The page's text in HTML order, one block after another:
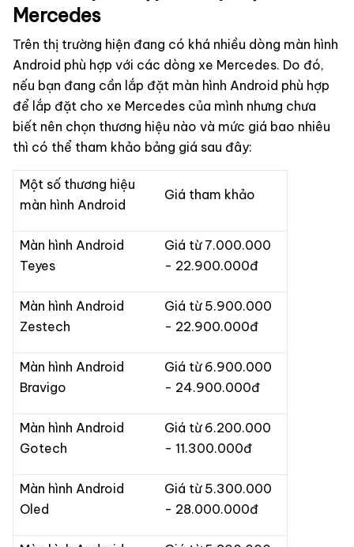
Mercedes
Trên thị trường hiện đang có khá nhiều dòng màn hình
Android phù hợp với các dòng xe Mercedes. Do đó,
nếu bạn đang cần lắp đặt màn hình Android phù hợp
để lắp đặt cho xe Mercedes của mình nhưng chưa
biết nên chọn thương hiệu nào và mức giá bao nhiêu
thì có thể tham khảo bảng giá sau đây:
Một số thương hiệu
màn hình Android
Giá tham khảo
Màn hình Android
Teyes
Giá từ 7.000.000
- 22.900.000đ
Màn hình Android
Zestech
Giá từ 5.900.000
- 22.900.000đ
Màn hình Android
Bravigo
Giá từ 6.900.000
- 24.900.000đ
Màn hình Android
Gotech
Giá từ 6.200.000
- 11.300.000đ
Màn hình Android
Oled
Giá từ 5.300.000
- 28.000.000đ